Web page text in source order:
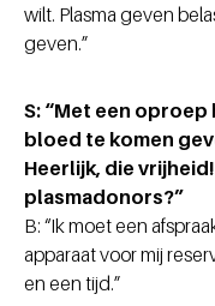
wilt. Plasma geven
geven.”
S: “Met een
bloed te komen
Heerlijk, die
plasmadonors?”
B: “Ik moet een
apparaat voor mij
en een tijd.”